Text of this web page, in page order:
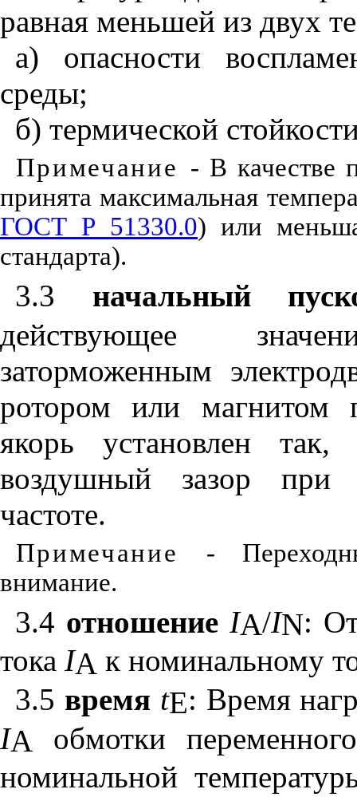
равная меньшей из двух
а) опасности
среды;
б) термической
Примечание - В качестве
принята максимальная
ГОСТ Р 51330.0) или
стандарта).
3.3 начальный
действующее
заторможенным
ротором или магнитом
якорь установлен так,
воздушный зазор при
частоте.
Примечание -
внимание.
3.4 отношение IA/IN:
тока IА к номинальному
3.5 время tЕ: Время
IA обмотки
номинальной